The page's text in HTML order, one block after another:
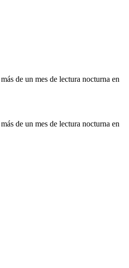
de un mes de lectura nocturna en
de un mes de lectura nocturna en